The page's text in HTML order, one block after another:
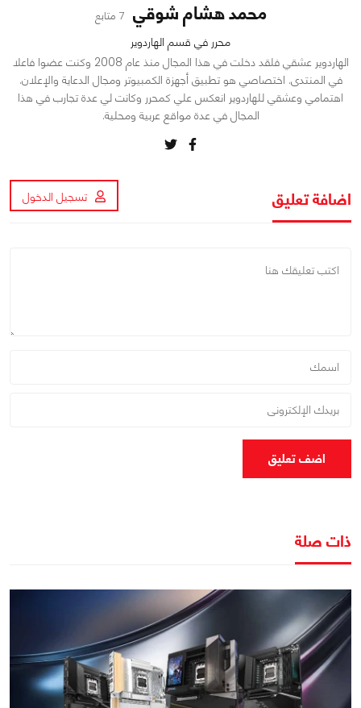
محمد هشام شوقي 7 متابع
محرر في قسم الهاردوير
الهاردوير عشقي فلقد دخلت في هذا المجال منذ عام 2008 وكنت عضوا فاعلا
في المنتدى. اختصاصي هو تطبيق أجهزة الكمبيوتر ومجال الدعاية والإعلان.
اهتمامي وعشقي للهاردوير انعكس علي كمحرر وكانت لي عدة تجارب في هذا
المجال في عدة مواقع عربية ومحلية.
اضافة تعليق تسجيل الدخول
اضف تعليق
ذات صلة